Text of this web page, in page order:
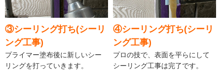
③シーリング打ち(シーリ
ング工事)
プライマー塗布後に新しいシー
リングを打っていきます。
④シーリング打ち(シーリ
ング工事)
プロの技で、表面を平らにして
シーリング工事は完了です。